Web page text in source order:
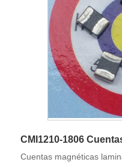
CMI1210-1806
Cuentas magnéticas